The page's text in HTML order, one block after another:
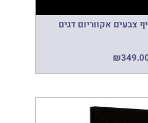
צבעים אקווריום דגים
₪